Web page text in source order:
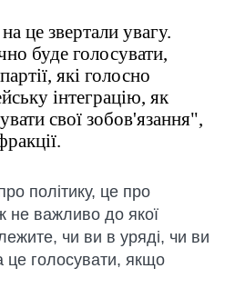
це звертали увагу.
буде голосувати,
які голосно
інтеграцію, як
свої зобов'язання",
політику, це про
не важливо до якої
чи ви в уряді, чи ви
це голосувати, якщо